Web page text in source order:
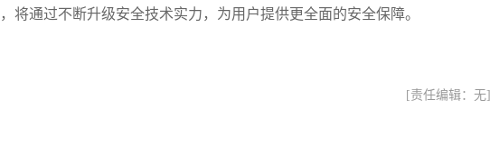
将通过不断升级安全技术实力，为用户提供更全面的安全保障。
[责任编辑：无]